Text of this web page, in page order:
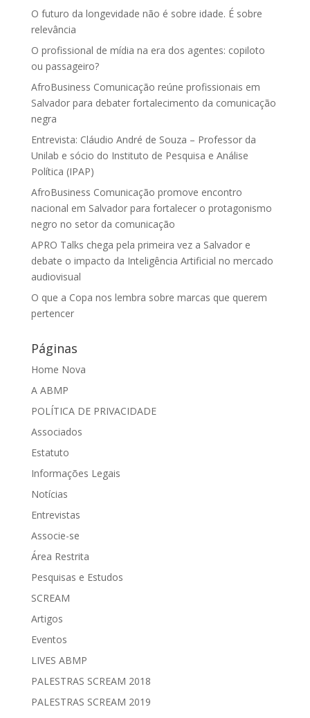
O futuro da longevidade não é sobre idade. É sobre
relevância
O profissional de mídia na era dos agentes: copiloto
ou passageiro?
AfroBusiness Comunicação reúne profissionais em
Salvador para debater fortalecimento da comunicação
negra
Entrevista: Cláudio André de Souza – Professor da
Unilab e sócio do Instituto de Pesquisa e Análise
Política (IPAP)
AfroBusiness Comunicação promove encontro
nacional em Salvador para fortalecer o protagonismo
negro no setor da comunicação
APRO Talks chega pela primeira vez a Salvador e
debate o impacto da Inteligência Artificial no mercado
audiovisual
O que a Copa nos lembra sobre marcas que querem
pertencer
Páginas
Home Nova
A ABMP
POLÍTICA DE PRIVACIDADE
Associados
Estatuto
Informações Legais
Notícias
Entrevistas
Associe-se
Área Restrita
Pesquisas e Estudos
SCREAM
Artigos
Eventos
LIVES ABMP
PALESTRAS SCREAM 2018
PALESTRAS SCREAM 2019